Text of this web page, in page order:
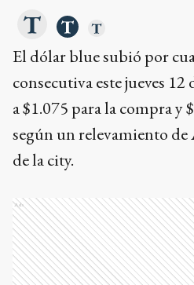
El dólar blue subió por
consecutiva este jueves
a $1.075 para la compra y
según un relevamiento de
de la city.
Ads